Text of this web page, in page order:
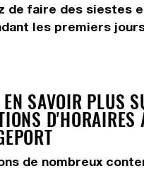
de faire des siestes
les premiers
SAVOIR PLUS
D'HORAIRES
de nombreux